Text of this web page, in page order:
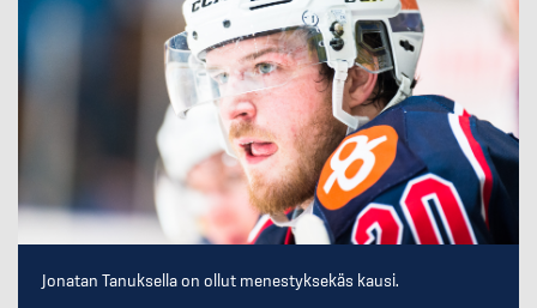
Jonatan Tanuksella on ollut menestyksekäs kausi.